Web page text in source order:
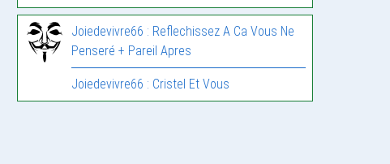
Joiedevivre66 : Reflechissez A Ca Vous Ne
Penseré + Pareil Apres
Joiedevivre66 : Cristel Et Vous